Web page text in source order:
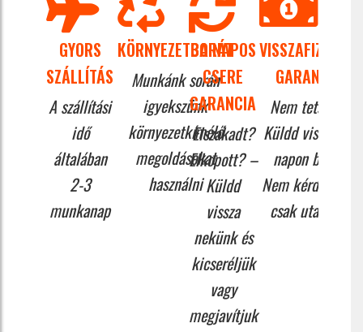
GYORS
SZÁLLÍTÁS
A szállítási
idő
általában
2-3
munkanap
KÖRNYEZETBARÁT
Munkánk során
igyekszünk
környezetkímélő
megoldásokat
használni
30 NAPOS
CSERE
GARANCIA
Elszakadt?
Elkopott? –
Küldd
vissza
nekünk és
kicseréljük
vagy
megjavítjuk
VISSZAFIZETÉSI
GARANCIA
Nem tetszik?
Küldd vissza 14
napon belül!
Nem kérdezünk,
csak utalunk.